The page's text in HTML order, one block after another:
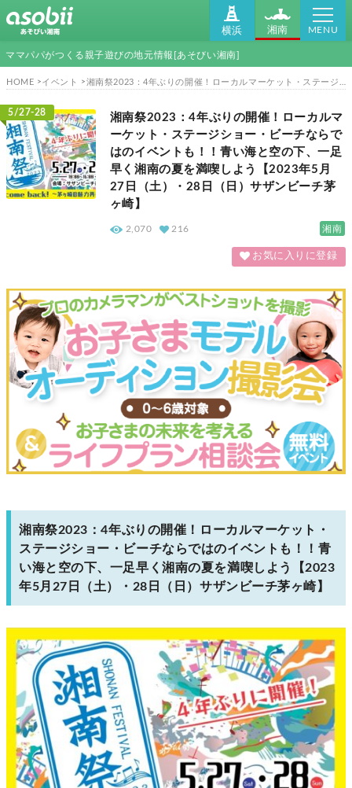
横浜 湘南 MENU
ママパパがつくる親子遊びの地元情報[あそびい湘南]
HOME イベント 湘南祭2023：4年ぶりの開催！ローカルマーケット・ステージショー・ビーチならではのイベントも！！青い海と空の下、一足早く湘南の夏を満喫しよう【2023年5月27日（土）・28日（日）サザンビーチ茅ヶ崎】
5/27-28
湘南祭2023：4年ぶりの開催！ローカルマ
ーケット・ステージショー・ビーチならで
はのイベントも！！青い海と空の下、一足
早く湘南の夏を満喫しよう【2023年5月
27日（土）・28日（日）サザンビーチ茅
ヶ崎】
湘南
2,070 216
お気に入りに登録
湘南祭2023：4年ぶりの開催！ローカルマーケット・
ステージショー・ビーチならではのイベントも！！青
い海と空の下、一足早く湘南の夏を満喫しよう【2023
年5月27日（土）・28日（日）サザンビーチ茅ヶ崎】